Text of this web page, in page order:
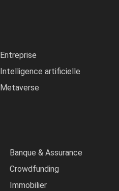
Entreprise
Intelligence artificielle
Metaverse
Banque & Assurance
Crowdfunding
Immobilier